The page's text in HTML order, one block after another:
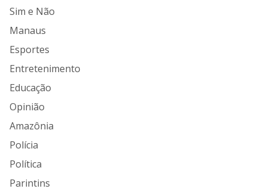
Sim e Não
Manaus
Esportes
Entretenimento
Educação
Opinião
Amazônia
Polícia
Política
Parintins